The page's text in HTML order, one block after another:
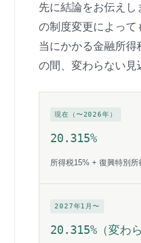
先に結論をお伝えし
の制度変更によっ
当にかかる金融所
の間、変わらない見
現在（〜2026年）
20.315%
所得税15% + 復興特別所
2027年1月〜
20.315%（変わら